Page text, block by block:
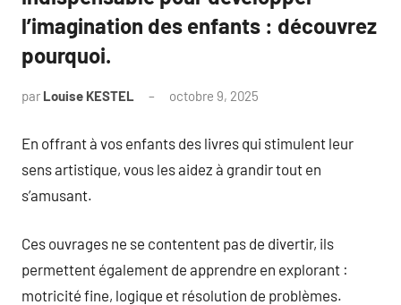
l’imagination des enfants : découvrez
pourquoi.
par Louise KESTEL octobre 9, 2025
En offrant à vos enfants des livres qui stimulent leur
sens artistique, vous les aidez à grandir tout en
s’amusant.
Ces ouvrages ne se contentent pas de divertir, ils
permettent également de apprendre en explorant :
motricité fine, logique et résolution de problèmes.